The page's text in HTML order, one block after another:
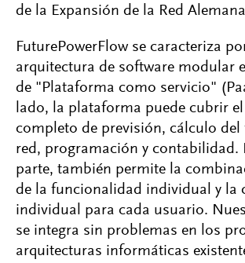
de la Expansión de la Red
FuturePowerFlow se caracteriza
arquitectura de software modular
de "Plataforma como servicio"
lado, la plataforma puede cubrir
completo de previsión, cálculo del
red, programación y contabilidad.
parte, también permite la
de la funcionalidad individual y la
individual para cada usuario.
se integra sin problemas en los
arquitecturas informáticas